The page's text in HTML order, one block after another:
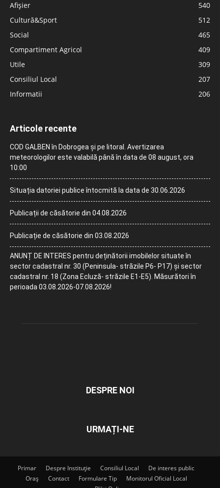
Afișier
540
Cultură&Sport
512
Social
465
Compartiment Agricol
409
Utile
309
Consiliul Local
207
Informatii
206
Articole recente
COD GALBEN în Dobrogea și pe litoral. Avertizarea
meteorologilor este valabilă până în data de 08 august, ora
10:00
Situația datoriei publice întocmită la data de 30.06.2026
Publicații de căsătorie din 04.08.2026
Publicație de căsătorie din 03.08.2026
ANUNȚ DE INTERES pentru deținătorii imobilelor situate în
sector cadastral nr. 30 (Peninsula- străzile P6- P17) și sector
cadastral nr. 18 (Zona Ecluză- străzile E1-E5). Măsurători în
perioada 03.08.2026-07.08.2026!
DESPRE NOI
URMAȚI-NE
Primar Despre Instituție Consiliul Local
De interes public
Oraș
Contact Formulare Tip
Monitorul Oficial Local